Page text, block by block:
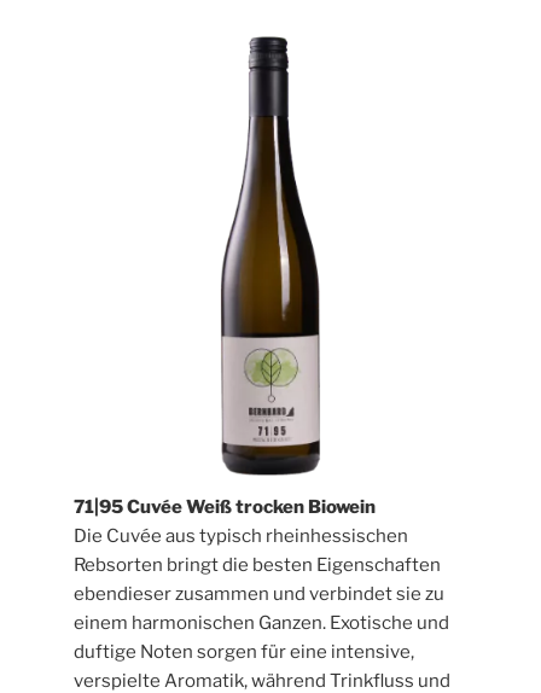
71|95 Cuvée Weiß trocken Biowein
Die Cuvée aus typisch rheinhessischen
Rebsorten bringt die besten Eigenschaften
ebendieser zusammen und verbindet sie zu
einem harmonischen Ganzen. Exotische und
duftige Noten sorgen für eine intensive,
verspielte Aromatik, während Trinkfluss und